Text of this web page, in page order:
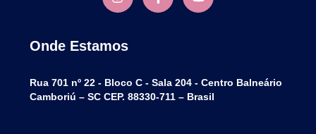
Onde Estamos
Rua 701 nº 22 - Bloco C - Sala 204 - Centro Balneário
Camboriú – SC CEP. 88330-711 – Brasil